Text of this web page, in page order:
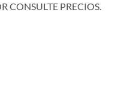
CONSULTE PRECIOS.